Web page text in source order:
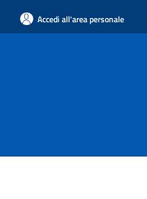
Accedi all'area personale